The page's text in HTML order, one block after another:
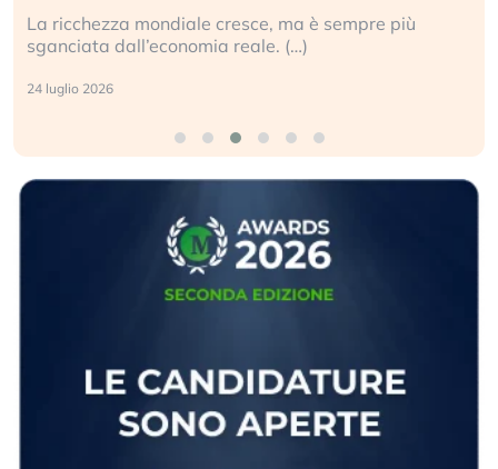
La ricchezza mondiale cresce, ma è sempre più
sganciata dall’economia reale. (…)
24 luglio 2026